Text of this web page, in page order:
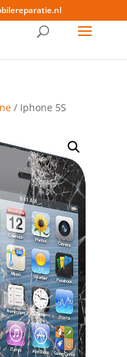
/ Iphone 5S